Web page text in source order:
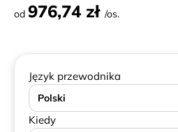
od 976,74 zł /os.
Język przewodnika
Polski
Kiedy